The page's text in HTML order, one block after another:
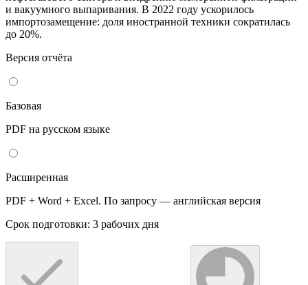
и вакуумного выпаривания. В 2022 году ускорилось
импортозамещение: доля иностранной техники сократилась
до 20%.
Версия отчёта
Базовая
PDF на русском языке
Расширенная
PDF + Word + Excel. По запросу — английская версия
Срок подготовки: 3 рабочих дня